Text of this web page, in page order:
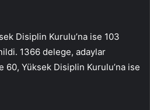
Disiplin Kurulu’na ise 103
1366 delege, adaylar
60, Yüksek Disiplin Kurulu’na ise